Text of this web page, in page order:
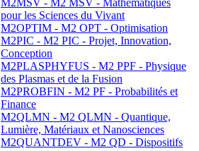
M2MSV - M2 MSV - Mathématiques
pour les Sciences du Vivant
M2OPTIM - M2 OPT - Optimisation
M2PIC - M2 PIC - Projet, Innovation,
Conception
M2PLASPHYFUS - M2 PPF - Physique
des Plasmas et de la Fusion
M2PROBFIN - M2 PF - Probabilités et
Finance
M2QLMN - M2 QLMN - Quantique,
Lumière, Matériaux et Nanosciences
M2QUANTDEV - M2 QD - Dispositifs